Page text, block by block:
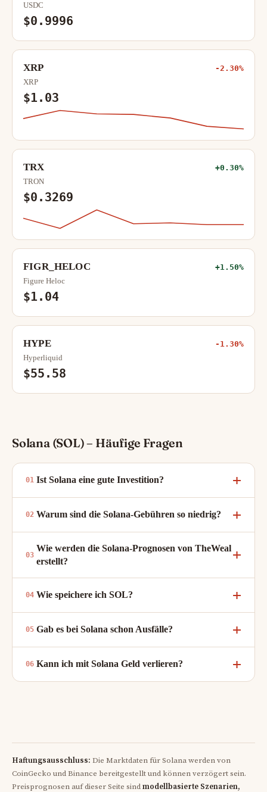
USDC
$0.9996
XRP -2.30%
XRP
$1.03
TRX +0.30%
TRON
$0.3269
FIGR_HELOC +1.50%
Figure Heloc
$1.04
HYPE -1.30%
Hyperliquid
$55.58
Solana (SOL) – Häufige Fragen
Ist Solana eine gute Investition?
Warum sind die Solana-Gebühren so niedrig?
Wie werden die Solana-Prognosen von TheWeal
erstellt?
Wie speichere ich SOL?
Gab es bei Solana schon Ausfälle?
Kann ich mit Solana Geld verlieren?
Haftungsausschluss: Die Marktdaten für Solana werden von
CoinGecko und Binance bereitgestellt und können verzögert sein.
Preisprognosen auf dieser Seite sindmodellbasierte Szenarien,